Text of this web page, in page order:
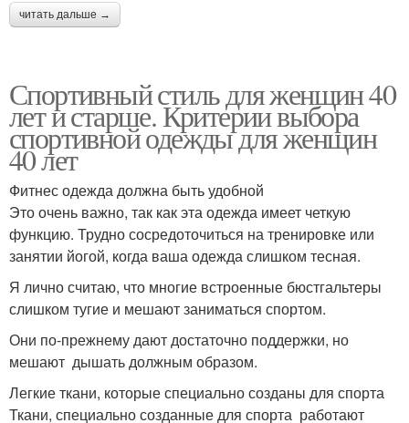
читать дальше →
Спортивный стиль для женщин 40
лет и старше. Критерии выбора
спортивной одежды для женщин
40 лет
Фитнес одежда должна быть удобной
Это очень важно, так как эта одежда имеет четкую
функцию. Трудно сосредоточиться на тренировке или
занятии йогой, когда ваша одежда слишком тесная.
Я лично считаю, что многие встроенные бюстгальтеры
слишком тугие и мешают заниматься спортом.
Они по-прежнему дают достаточно поддержки, но
мешают дышать должным образом.
Легкие ткани, которые специально созданы для спорта
Ткани, специально созданные для спорта работают